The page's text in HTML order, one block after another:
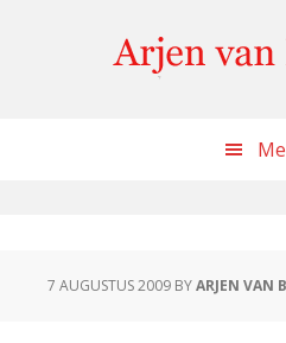
7 AUGUSTUS 2009 BYARJEN VAN